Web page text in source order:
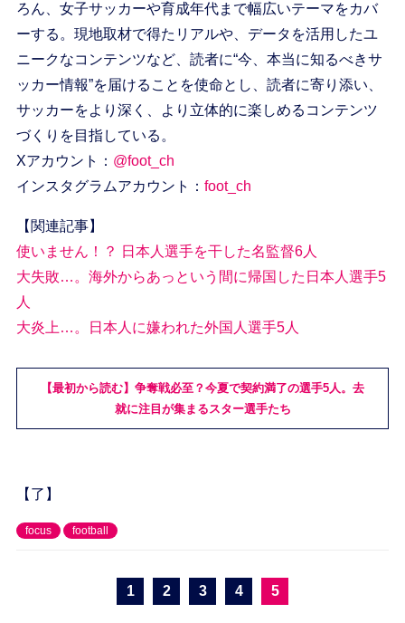
ろん、女子サッカーや育成年代まで幅広いテーマをカバ
ーする。現地取材で得たリアルや、データを活用したユ
ニークなコンテンツなど、読者に“今、本当に知るべきサ
ッカー情報”を届けることを使命とし、読者に寄り添い、
サッカーをより深く、より立体的に楽しめるコンテンツ
づくりを目指している。
Xアカウント： @foot_ch
インスタグラムアカウント： foot_ch
【関連記事】
使いません！？ 日本人選手を干した名監督6人
大失敗…。海外からあっという間に帰国した日本人選手5
人
大炎上…。日本人に嫌われた外国人選手5人
【最初から読む】争奪戦必至？今夏で契約満了の選手5人。去
就に注目が集まるスター選手たち
【了】
focus football
1 2 3 4 5